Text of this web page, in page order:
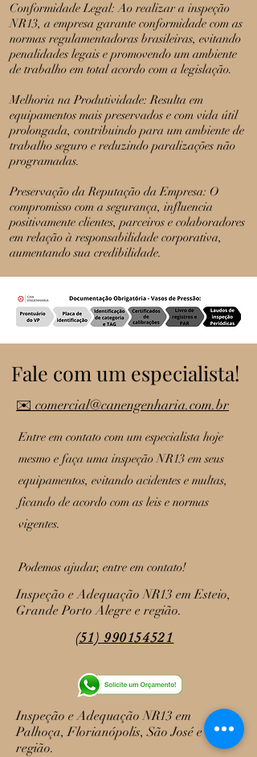
Conformidade Legal: Ao realizar a inspeção
NR13, a empresa garante conformidade com as
normas regulamentadoras brasileiras, evitando
penalidades legais e promovendo um ambiente
de trabalho em total acordo com a legislação.
Melhoria na Produtividade: Resulta em
equipamentos mais preservados e com vida útil
prolongada, contribuindo para um ambiente de
trabalho seguro e reduzindo paralizações não
programadas.
Preservação da Reputação da Empresa: O
compromisso com a segurança, influencia
positivamente clientes, parceiros e colaboradores
em relação à responsabilidade corporativa,
aumentando sua credibilidade.
Fale com um especialista!
✉️ comercial@canengenharia.com.br
Entre em contato com um especialista hoje
mesmo e faça uma inspeção NR13 em seus
equipamentos, evitando acidentes e multas,
ficando de acordo com as leis e normas
vigentes.
Podemos ajudar, entre em contato!
Inspeção e Adequação NR13 em Esteio,
Grande Porto Alegre e região.
(51) 990154521
Inspeção e Adequação NR13 em
Palhoça, Florianópolis, São José e
região.